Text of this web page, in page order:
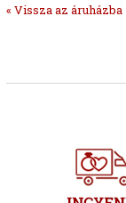
« Vissza az áruházba